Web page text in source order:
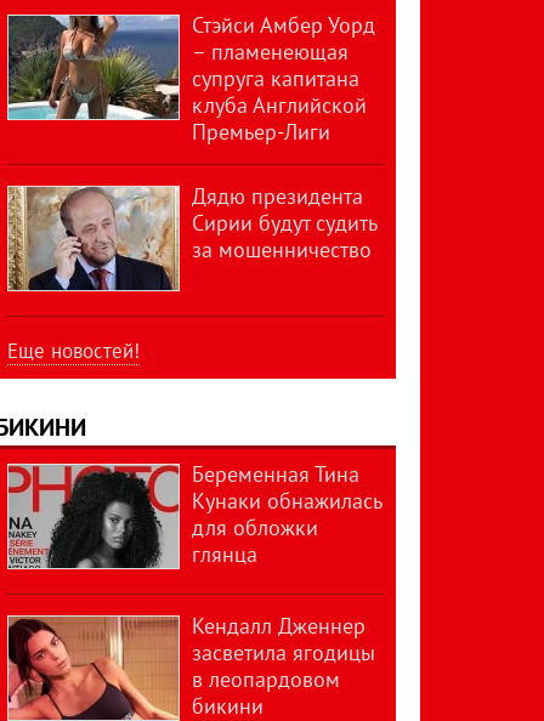
Стэйси Амбер Уорд
– пламенеющая
супруга капитана
клуба Английской
Премьер-Лиги
Дядю президента
Сирии будут судить
за мошенничество
Еще новостей!
Беременная Тина
Кунаки обнажилась
для обложки
глянца
Кендалл Дженнер
засветила ягодицы
в леопардовом
бикини